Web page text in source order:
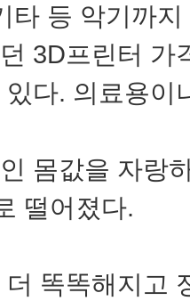
타 등 악기까
3D프린터
다. 의료용
몸값을 자랑
떨어졌다.
더 똑똑해지고